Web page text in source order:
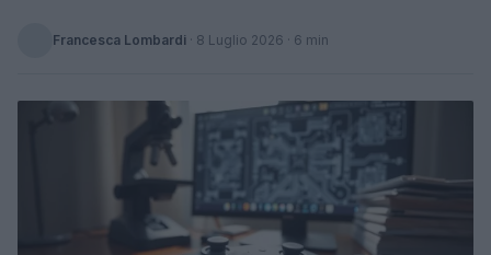
Francesca Lombardi · 8 Luglio 2026 · 6 min